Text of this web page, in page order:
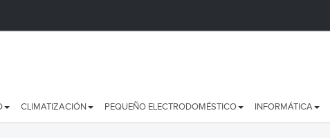
CLIMATIZACIÓN PEQUEÑO ELECTRODOMÉSTICO INFORMÁTICA